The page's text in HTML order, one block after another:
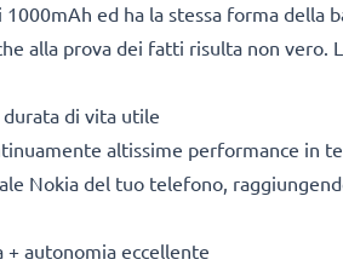
1000mAh ed ha la stessa forma
alla prova dei fatti risulta non
di vita utile
altissime performance in
Nokia del tuo telefono,
+ autonomia eccellente